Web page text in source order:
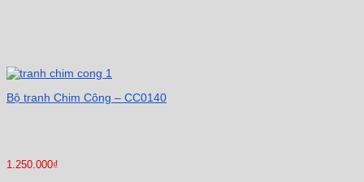
Bộ tranh Chim Công – CC0140
1.250.000₫